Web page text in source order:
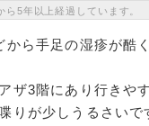
ら5年以上経過しています。
から手足の湿疹が酷
ザ3階にあり行きや
りが少しうるさい